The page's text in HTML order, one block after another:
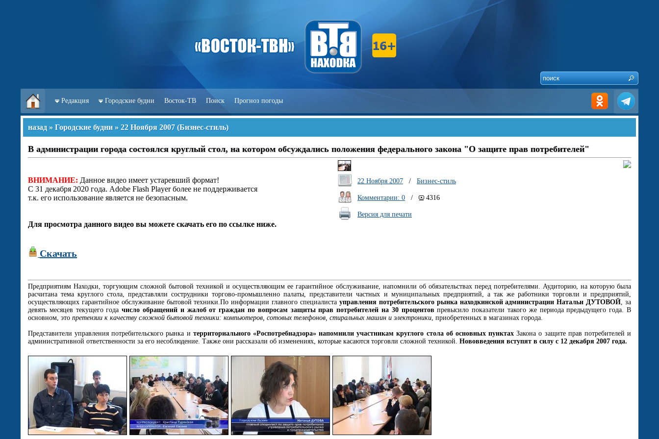
Редакция Городские будни Восток-ТВ Поиск Прогноз погоды
назад » Городские будни » 22 Ноября 2007 (Бизнес-стиль)
В администрации города состоялся круглый стол, на котором обсуждались положения федерального закона "О защите прав потребителей"
ВНИМАНИЕ: Данное видео имеет устаревший формат!
С 31 декабря 2020 года. Adobe Flash Player более не поддерживается
т.к. его использование является не безопасным.
Для просмотра данного видео вы можете скачать его по ссылке ниже.
Скачать
22 Ноября 2007 / Бизнес-стиль
Комментарии: 0 / 4316
Версия для печати
Предприятиям Находки, торгующим сложной бытовой техникой и осуществляющим ее гарантийное обслуживание, напомнили об обязательствах перед потребителями. Аудиторию, на которую была
расчитана тема круглого стола, представляли сострудники торгово-промышленно палаты, представители частных и муниципальных предприятий, а так же работники торговли и предприятий,
осуществляющих гарантийное обслуживание бытовой техники.По информации главного специалиста управления потребительского рынка находкинской администрации Натальи ДУТОВОЙ, за
девять месяцев текущего годачисло обращений и жалоб от граждан по вопросам защиты прав потребителей на 30 процентов превысило показатели такого же периода предыдущего года. В
основном, это претензии к качеству сложной бытовой техники: компьютеров, сотовых телефонов, стиральных машин и электроники, приобретенных в магазинах города.
Представители управления потребительского рынка и территориального «Роспотребнадзора» напомнили участникам круглого стола об основных пунктах Закона о защите прав потребителей и
административной ответственности за его несоблюдение. Также они рассказали об изменениях, которые касаются торговли сложной техникой. Нововведения вступят в силу с 12 декабря 2007 года.